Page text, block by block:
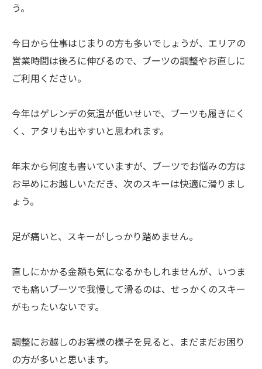
う。
今日から仕事はじまりの方も多いでしょうが、エリアの
営業時間は後ろに伸びるので、ブーツの調整やお直しに
ご利用ください。
今年はゲレンデの気温が低いせいで、ブーツも履きにく
く、アタリも出やすいと思われます。
年末から何度も書いていますが、ブーツでお悩みの方は
お早めにお越しいただき、次のスキーは快適に滑りまし
ょう。
足が痛いと、スキーがしっかり踏めません。
直しにかかる金額も気になるかもしれませんが、いつま
でも痛いブーツで我慢して滑るのは、せっかくのスキー
がもったいないです。
調整にお越しのお客様の様子を見ると、まだまだお困り
の方が多いと思います。